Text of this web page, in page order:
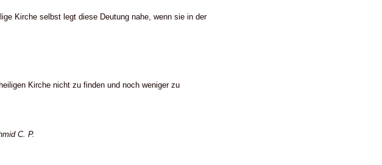
Kirche selbst legt diese Deutung nahe, wenn sie in der
Kirche nicht zu finden und noch weniger zu
C. P.